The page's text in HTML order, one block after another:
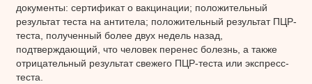
документы: сертификат о вакцинации; положительный
результат теста на антитела; положительный результат ПЦР-
теста, полученный более двух недель назад,
подтверждающий, что человек перенес болезнь, а также
отрицательный результат свежего ПЦР-теста или экспресс-
теста.